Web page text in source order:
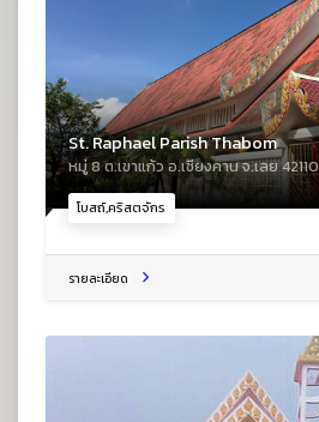
โบสถ์,คริสตจักร
St. Raphael Parish Thabom
หมู่ 8 ต.เขาแก้ว อ.เชียงคาน จ.เลย 42110
รายละเอียด